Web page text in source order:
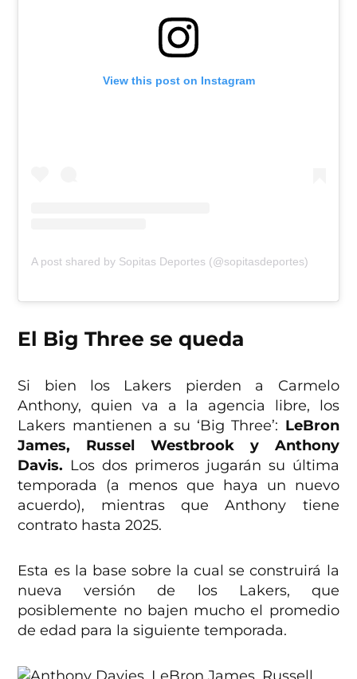
View this post on Instagram
A post shared by Sopitas Deportes (@sopitasdeportes)
El Big Three se queda
Si bien los Lakers pierden a Carmelo
Anthony, quien va a la agencia libre, los
Lakers mantienen a su ‘Big Three’: LeBron
James, Russel Westbrook y Anthony
Davis. Los dos primeros jugarán su última
temporada (a menos que haya un nuevo
acuerdo), mientras que Anthony tiene
contrato hasta 2025.
Esta es la base sobre la cual se construirá la
nueva versión de los Lakers, que
posiblemente no bajen mucho el promedio
de edad para la siguiente temporada.